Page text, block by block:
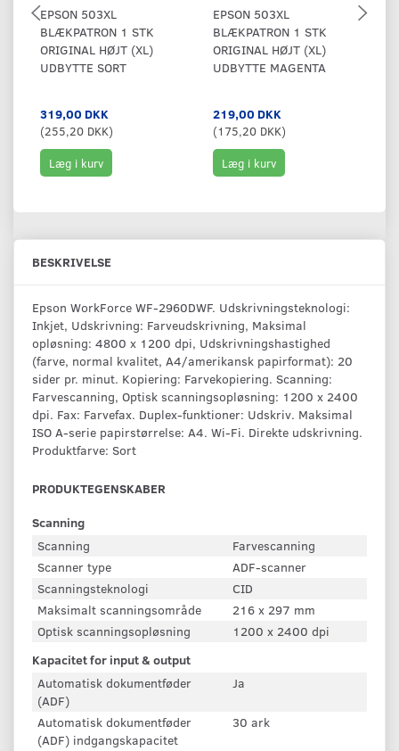
EPSON 503XL
BLÆKPATRON 1 STK
ORIGINAL HØJT (XL)
UDBYTTE SORT
319,00 DKK
(255,20 DKK)
Læg i kurv
EPSON 503XL
BLÆKPATRON 1 STK
ORIGINAL HØJT (XL)
UDBYTTE MAGENTA
219,00 DKK
(175,20 DKK)
Læg i kurv
BESKRIVELSE
Epson WorkForce WF-2960DWF. Udskrivningsteknologi:
Inkjet, Udskrivning: Farveudskrivning, Maksimal
opløsning: 4800 x 1200 dpi, Udskrivningshastighed
(farve, normal kvalitet, A4/amerikansk papirformat): 20
sider pr. minut. Kopiering: Farvekopiering. Scanning:
Farvescanning, Optisk scanningsopløsning: 1200 x 2400
dpi. Fax: Farvefax. Duplex-funktioner: Udskriv. Maksimal
ISO A-serie papirstørrelse: A4. Wi-Fi. Direkte udskrivning.
Produktfarve: Sort
PRODUKTEGENSKABER
Scanning
Scanning
Farvescanning
Scanner type
ADF-scanner
Scanningsteknologi
CID
Maksimalt scanningsområde
216 x 297 mm
Optisk scanningsopløsning
1200 x 2400 dpi
Kapacitet for input & output
Automatisk dokumentføder
(ADF)
Ja
Automatisk dokumentføder
(ADF) indgangskapacitet
30 ark